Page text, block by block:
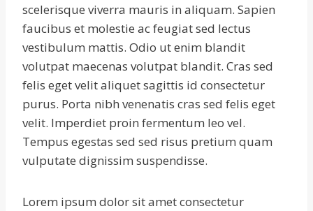
scelerisque viverra mauris in aliquam. Sapien
faucibus et molestie ac feugiat sed lectus
vestibulum mattis. Odio ut enim blandit
volutpat maecenas volutpat blandit. Cras sed
felis eget velit aliquet sagittis id consectetur
purus. Porta nibh venenatis cras sed felis eget
velit. Imperdiet proin fermentum leo vel.
Tempus egestas sed sed risus pretium quam
vulputate dignissim suspendisse.
Lorem ipsum dolor sit amet consectetur